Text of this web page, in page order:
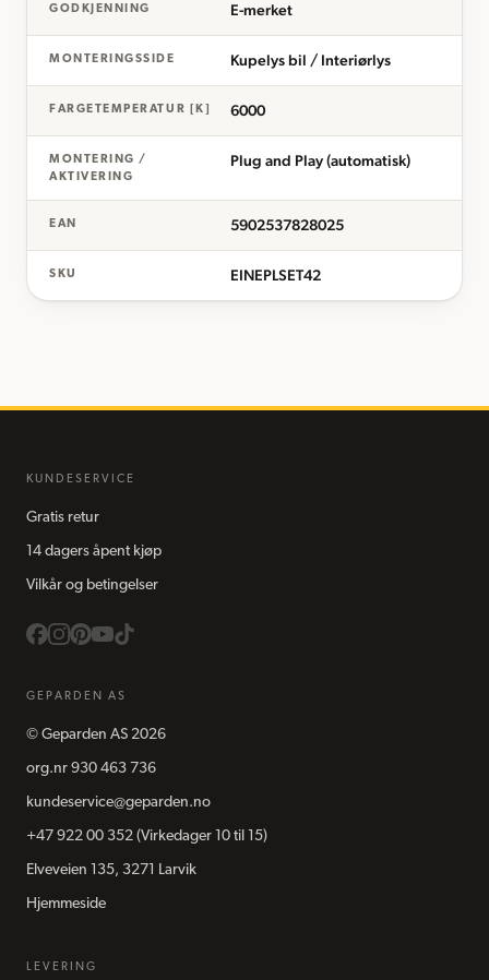
GODKJENNING E-merket
MONTERINGSSIDE Kupelys bil / Interiørlys
FARGETEMPERATUR [K] 6000
MONTERING /
AKTIVERING
Plug and Play (automatisk)
EAN 5902537828025
SKU EINEPLSET42
KUNDESERVICE
Gratis retur
14 dagers åpent kjøp
Vilkår og betingelser
GEPARDEN AS
© Geparden AS 2026
org.nr 930 463 736
kundeservice@geparden.no
+47 922 00 352 (Virkedager 10 til 15)
Elveveien 135, 3271 Larvik
Hjemmeside
LEVERING